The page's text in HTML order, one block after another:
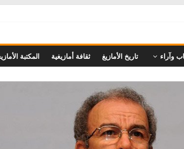
وآراء تاريخ الأمازيغ ثقافة أمازيغية المكتبة